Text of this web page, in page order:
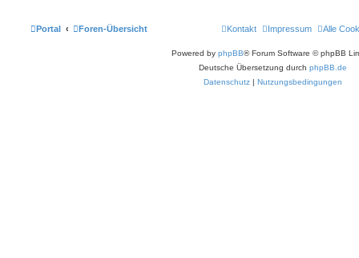
Portal Foren-Übersicht Alle
Impressum
Kontakt
Powered by phpBB® Forum Software © phpBB
Deutsche Übersetzung durch phpBB.de
Datenschutz | Nutzungsbedingungen